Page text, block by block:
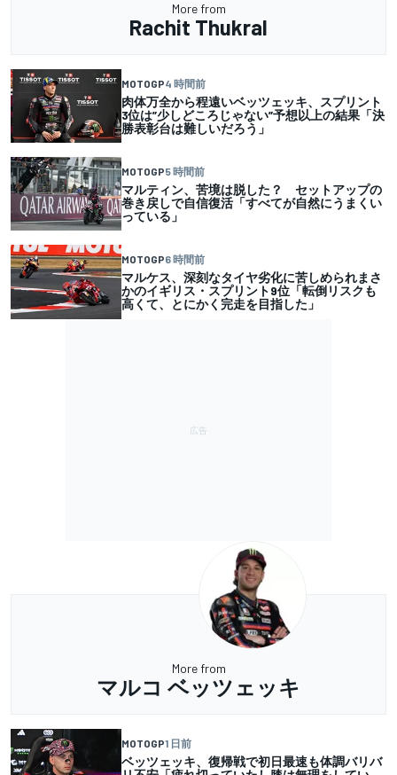
More from
Rachit Thukral
MOTOGP4 時間前
肉体万全から程遠いベッツェッキ、スプリント
3位は”少しどころじゃない”予想以上の結果「決
勝表彰台は難しいだろう」
MOTOGP5 時間前
マルティン、苦境は脱した？ セットアップの
巻き戻しで自信復活「すべてが自然にうまくい
っている」
MOTOGP6 時間前
マルケス、深刻なタイヤ劣化に苦しめられまさ
かのイギリス・スプリント9位「転倒リスクも
高くて、とにかく完走を目指した」
More from
マルコ ベッツェッキ
MOTOGP1 日前
ベッツェッキ、復帰戦で初日最速も体調バリバ